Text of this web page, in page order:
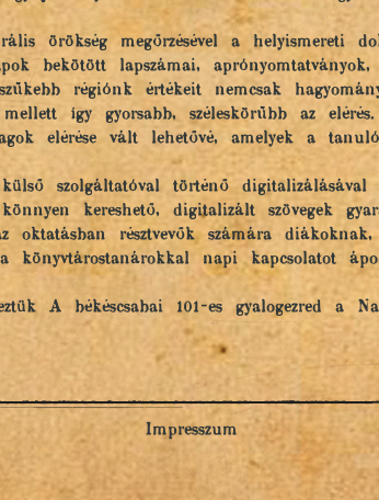
örökség megőrzésével a helyismereti
bekötött lapszámai,
régiónk értékeit nemcsak
így gyorsabb, széleskörűbb az
elérése vált lehetővé, amelyek a
szolgáltatóval történő
kereshető, digitalizált szövegek
résztvevők számára
könyvtárostanárokkal napi kapcsolatot
A békéscsabai 101-es gyalogezred a
Impresszum